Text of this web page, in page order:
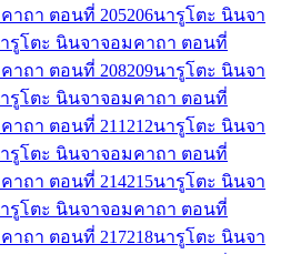
าถา ตอนที่ 205206นารูโตะ นินจา
รูโตะ นินจาจอมคาถา ตอนที่
าถา ตอนที่ 208209นารูโตะ นินจา
รูโตะ นินจาจอมคาถา ตอนที่
าถา ตอนที่ 211 212นารูโตะ นินจา
รูโตะ นินจาจอมคาถา ตอนที่
าถา ตอนที่ 214215นารูโตะ นินจา
รูโตะ นินจาจอมคาถา ตอนที่
าถา ตอนที่ 217218นารูโตะ นินจา